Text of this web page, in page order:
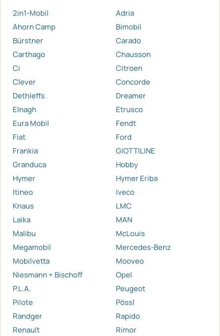
2in1-Mobil
Adria
Ahorn Camp
Bimobil
Bürstner
Carado
Carthago
Chausson
Ci
Citroen
Clever
Concorde
Dethleffs
Dreamer
Elnagh
Etrusco
Eura Mobil
Fendt
Fiat
Ford
Frankia
GIOTTILINE
Granduca
Hobby
Hymer
Hymer Eriba
Itineo
Iveco
Knaus
LMC
Laika
MAN
Malibu
McLouis
Megamobil
Mercedes-Benz
Mobilvetta
Mooveo
Niesmann + Bischoff
Opel
P.L.A.
Peugeot
Pilote
Pössl
Randger
Rapido
Renault
Rimor